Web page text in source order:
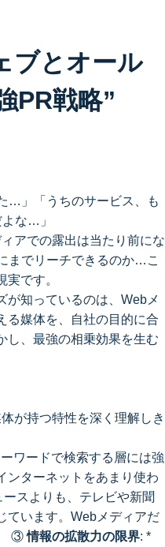
ブとオール
PR戦略”
…」「うちのサービス、も
な…」
アでの露出は当たり前にな
までリーチできるのか…こ
です。
が知っているのは、Webメ
る媒体を、自社の目的に合
し、最強の相乗効果を生む
が持つ特性を深く理解しき
ワードで検索する層には強
ンターネットをあまり使わ
スよりも、テレビや新聞
ています。Webメディアだ
。 ③情報の拡散力の限界: *